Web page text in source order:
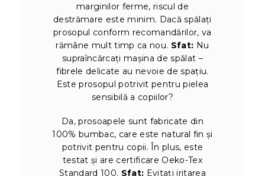
marginilor ferme, riscul de
destrămare este minim. Dacă spălați
prosopul conform recomandărilor, va
rămâne mult timp ca nou. Sfat: Nu
supraîncărcați mașina de spălat –
fibrele delicate au nevoie de spațiu.
Este prosopul potrivit pentru pielea
sensibilă a copiilor?
Da, prosoapele sunt fabricate din
100% bumbac, care este natural fin și
potrivit pentru copii. În plus, este
testat și are certificare Oeko-Tex
Standard 100. Sfat: Evitați iritarea